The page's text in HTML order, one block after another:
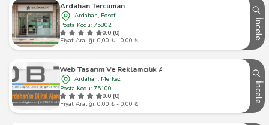
Ardahan Tercüman
Ardahan, Posof
Posta Kodu: 75802
0.0 (0)
Fiyat Aralığı: 0,00 ₺ - 0,00 ₺
İncele
Obt Web Tasarım Ve Reklamcılık Ardahan
Ardahan, Merkez
Posta Kodu: 75100
0.0 (0)
Fiyat Aralığı: 0,00 ₺ - 0,00 ₺
İncele